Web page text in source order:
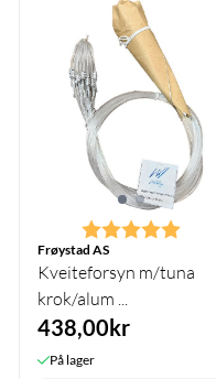
Karakter: 5.0
Frøystad AS
Kveiteforsyn m/tuna
krok/alum ...
438,00kr
På lager